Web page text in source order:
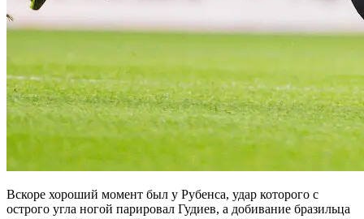
Вскоре хороший момент был у Рубенса, удар которого с
острого угла ногой парировал Гудиев, а добивание бразильца